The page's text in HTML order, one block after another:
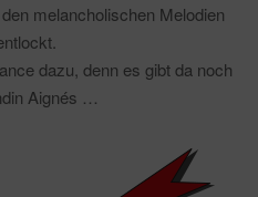
melancholischen Melodien
dazu, denn es gibt da noch
Aignés …